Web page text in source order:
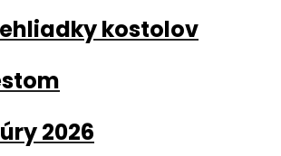
kostolov
2026